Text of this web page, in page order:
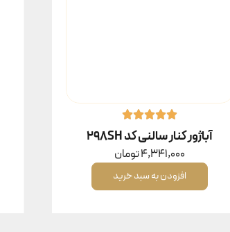
آباژور کنار سالنی کد 298SH
4,341,000تومان
افزودن به سبد خرید